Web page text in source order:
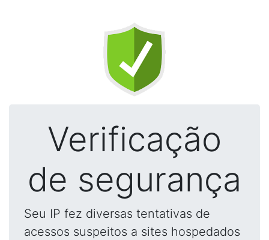
Verificação
de segurança
Seu IP fez diversas tentativas de
acessos suspeitos a sites hospedados